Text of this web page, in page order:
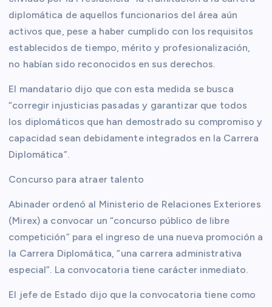
diplomática de aquellos funcionarios del área aún
activos que, pese a haber cumplido con los requisitos
establecidos de tiempo, mérito y profesionalización,
no habían sido reconocidos en sus derechos.
El mandatario dijo que con esta medida se busca
“corregir injusticias pasadas y garantizar que todos
los diplomáticos que han demostrado su compromiso y
capacidad sean debidamente integrados en la Carrera
Diplomática”.
Concurso para atraer talento
Abinader ordenó al Ministerio de Relaciones Exteriores
(Mirex) a convocar un “concurso público de libre
competición” para el ingreso de una nueva promoción a
la Carrera Diplomática, “una carrera administrativa
especial”. La convocatoria tiene carácter inmediato.
El jefe de Estado dijo que la convocatoria tiene como